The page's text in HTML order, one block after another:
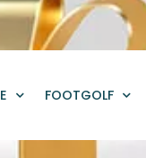
FOOTGOLF